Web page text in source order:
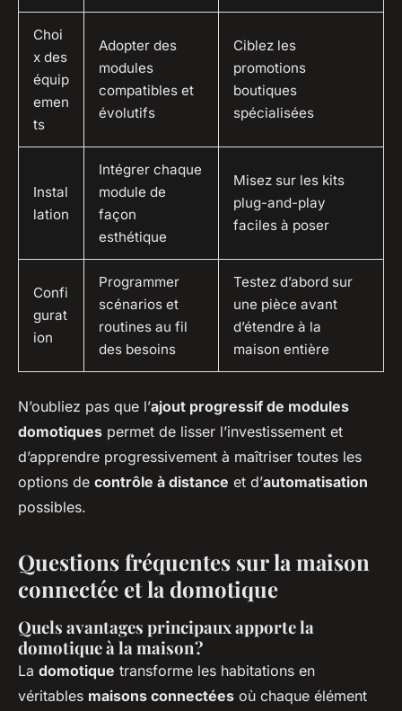
Choi
x des
équip
emen
ts
Adopter des
modules
compatibles et
évolutifs
Ciblez les
promotions
boutiques
spécialisées
Instal
lation
Intégrer chaque
module de
façon
esthétique
Misez sur les kits
plug-and-play
faciles à poser
Confi
gurat
ion
Programmer
scénarios et
routines au fil
des besoins
Testez d’abord sur
une pièce avant
d’étendre à la
maison entière
N’oubliez pas que l’ajout progressif de modules
domotiques permet de lisser l’investissement et
d’apprendre progressivement à maîtriser toutes les
options de contrôle à distance et d’automatisation
possibles.
Questions fréquentes sur la maison
connectée et la domotique
Quels avantages principaux apporte la
domotique à la maison ?
La domotique transforme les habitations en
véritables maisons connectées où chaque élément